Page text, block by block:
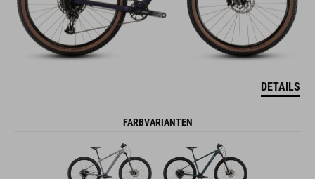
DETAILS
FARBVARIANTEN